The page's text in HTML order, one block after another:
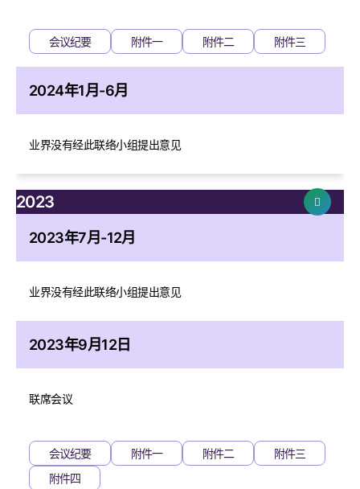
会议纪要 附件一 附件二 附件三
2024年1月-6月
业界没有经此联络小组提出意见
2023
2023年7月-12月
业界没有经此联络小组提出意见
2023年9月12日
联席会议
会议纪要 附件一 附件二
附件三
附件四